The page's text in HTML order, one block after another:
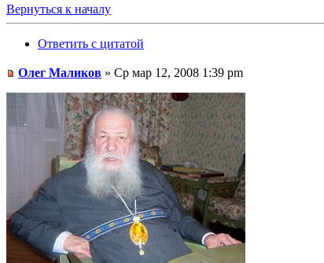
Вернуться к началу
Ответить с цитатой
Олег Маликов » Ср мар 12, 2008 1:39 pm